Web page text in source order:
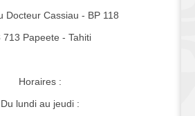
Docteur Cassiau - BP 118
713 Papeete - Tahiti
Horaires :
Du lundi au jeudi :